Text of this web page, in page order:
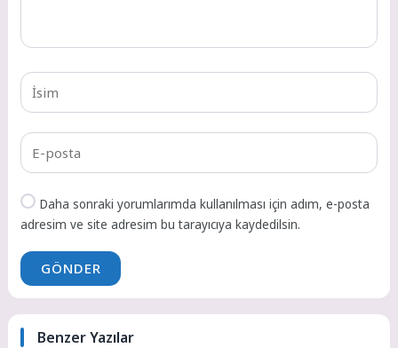
Daha sonraki yorumlarımda kullanılması için adım, e-posta
adresim ve site adresim bu tarayıcıya kaydedilsin.
GÖNDER
Benzer Yazılar